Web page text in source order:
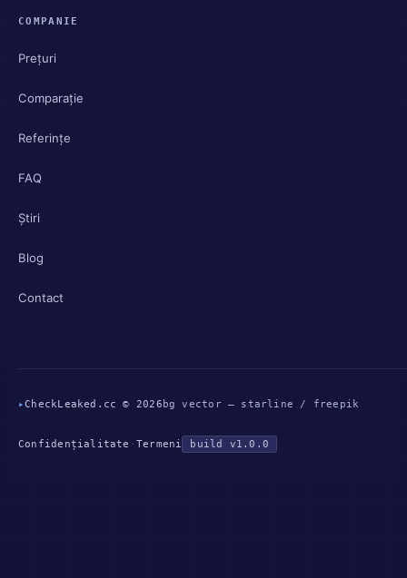
COMPANIE
Prețuri
Comparație
Referințe
FAQ
Știri
Blog
Contact
▸CheckLeaked.cc © 2026 bg vector — starline / freepik
Confidențialitate · Termeni build v1.0.0